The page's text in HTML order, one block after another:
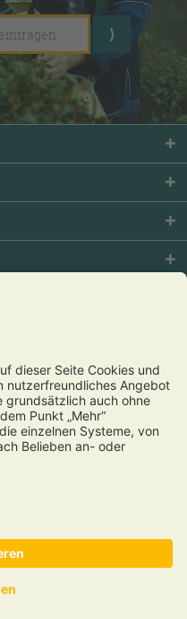
youtube
zzgl.Versandkosten
nicht anders beschrieben.
– alle Rechte vorbehalten.